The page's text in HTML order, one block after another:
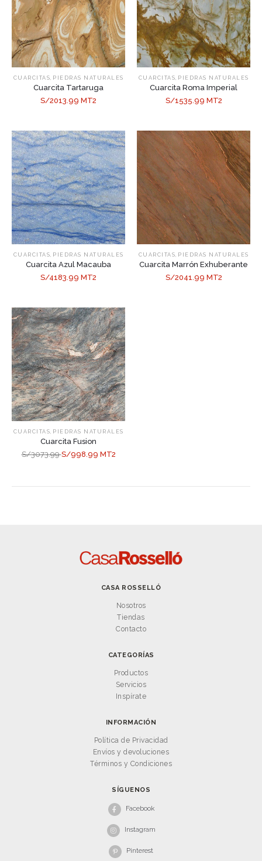
CUARCITAS PIEDRAS NATURALES
Cuarcita Tartaruga
S/2013.99 MT2
CUARCITAS PIEDRAS NATURALES
Cuarcita Roma Imperial
S/1535.99 MT2
CUARCITAS PIEDRAS NATURALES
Cuarcita Azul Macauba
S/4183.99 MT2
CUARCITAS PIEDRAS NATURALES
Cuarcita Marrón Exhuberante
S/2041.99 MT2
CUARCITAS PIEDRAS NATURALES
Cuarcita Fusion
S/3073.99S/998.99 MT2
CASA ROSSELLÓ
Nosotros
Tiendas
Contacto
CATEGORÍAS
Productos
Servicios
Inspírate
INFORMACIÓN
Política de Privacidad
Envíos y devoluciones
Términos y Condiciones
SÍGUENOS
Facebook
Instagram
Pinterest